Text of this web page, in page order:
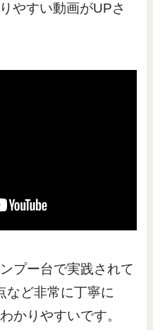
やすい動画がUPさ
プー台で実践されて
など非常に丁寧に
かりやすいです。